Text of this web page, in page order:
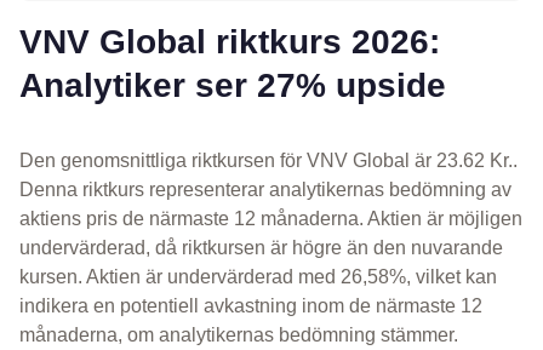
VNV Global riktkurs 2026:
Analytiker ser 27% upside
Den genomsnittliga riktkursen för VNV Global är 23.62 Kr..
Denna riktkurs representerar analytikernas bedömning av
aktiens pris de närmaste 12 månaderna. Aktien är möjligen
undervärderad, då riktkursen är högre än den nuvarande
kursen. Aktien är undervärderad med 26,58%, vilket kan
indikera en potentiell avkastning inom de närmaste 12
månaderna, om analytikernas bedömning stämmer.